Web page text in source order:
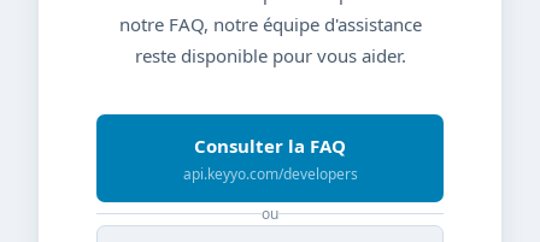
notre FAQ, notre équipe d'assistance
reste disponible pour vous aider.
Consulter la FAQ
api.keyyo.com/developers
ou